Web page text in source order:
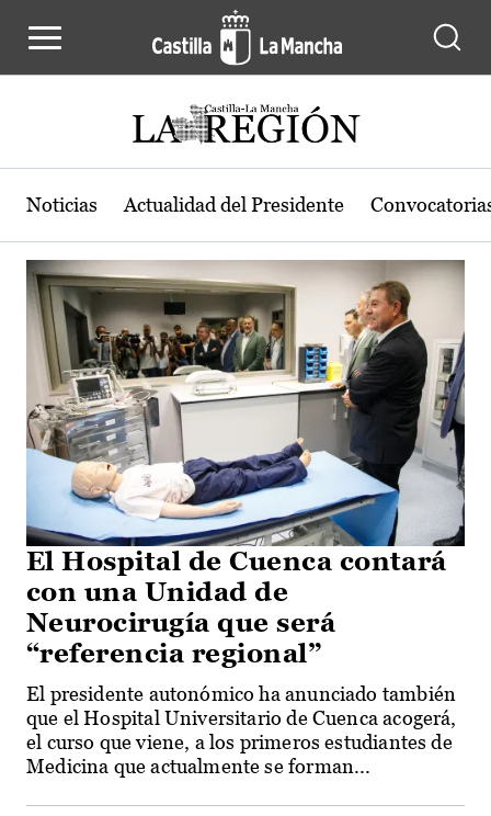
Actualidad de la región de Castilla-
Noticias Actualidad del Presidente
El Hospital de Cuenca contará
con una Unidad de
Neurocirugía que será
“referencia regional”
El presidente autonómico ha anunciado también
que el Hospital Universitario de Cuenca acogerá,
el curso que viene, a los primeros estudiantes de
Medicina que actualmente se forman...